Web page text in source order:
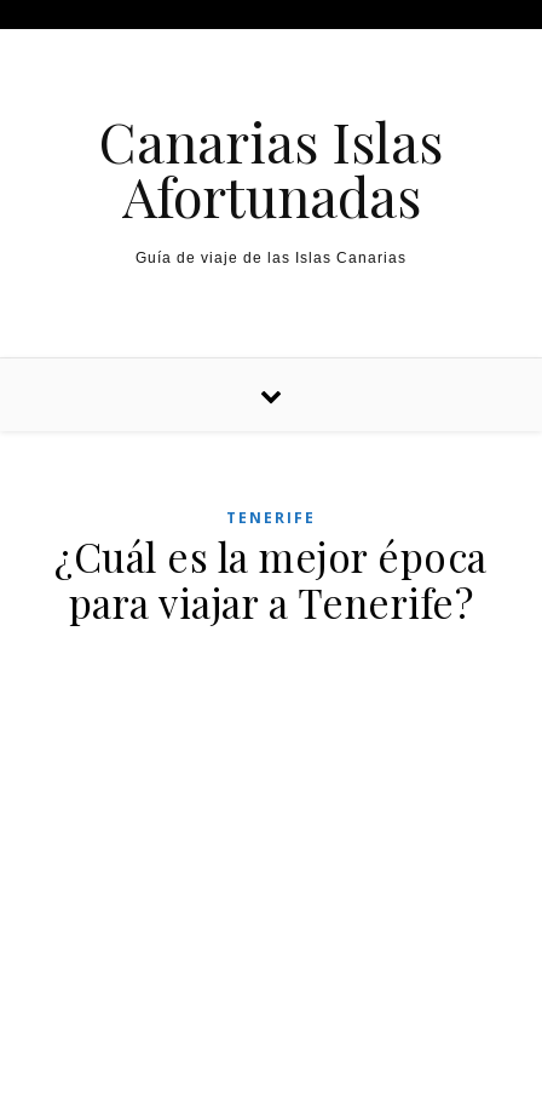
Canarias Islas
Afortunadas
Guía de viaje de las Islas Canarias
TENERIFE
¿Cuál es la mejor época
para viajar a Tenerife?